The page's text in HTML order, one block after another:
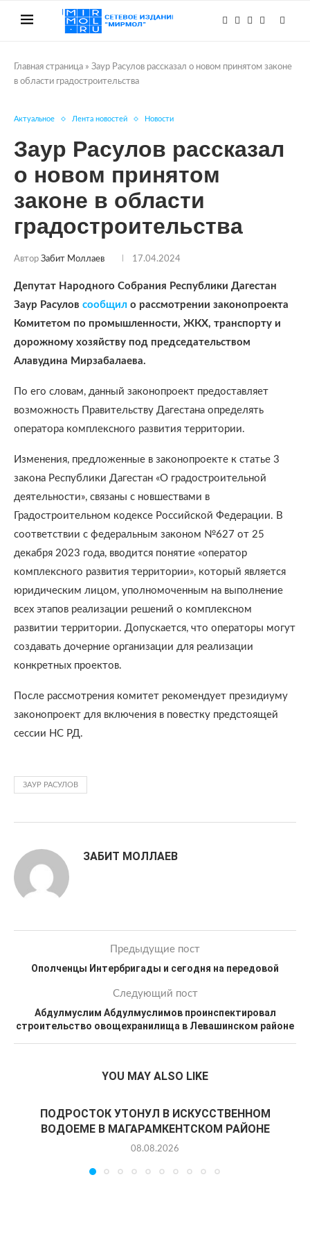
Главная страница » Заур Расулов рассказал о новом принятом законе
в области градостроительства
Актуальное Лента новостей Новости
Заур Расулов рассказал
о новом принятом
законе в области
градостроительства
Автор Забит Моллаев 17.04.2024
Депутат Народного Собрания Республики Дагестан
Заур Расулов сообщил о рассмотрении законопроекта
Комитетом по промышленности, ЖКХ, транспорту и
дорожному хозяйству под председательством
Алавудина Мирзабалаева.
По его словам, данный законопроект предоставляет
возможность Правительству Дагестана определять
оператора комплексного развития территории.
Изменения, предложенные в законопроекте к статье 3
закона Республики Дагестан «О градостроительной
деятельности», связаны с новшествами в
Градостроительном кодексе Российской Федерации. В
соответствии с федеральным законом №627 от 25
декабря 2023 года, вводится понятие «оператор
комплексного развития территории», который является
юридическим лицом, уполномоченным на выполнение
всех этапов реализации решений о комплексном
развитии территории. Допускается, что операторы могут
создавать дочерние организации для реализации
конкретных проектов.
После рассмотрения комитет рекомендует президиуму
законопроект для включения в повестку предстоящей
сессии НС РД.
ЗАУР РАСУЛОВ
ЗАБИТ МОЛЛАЕВ
Предыдущие пост
Ополченцы Интербригады и сегодня на передовой
Следующий пост
Абдулмуслим Абдулмуслимов проинспектировал
строительство овощехранилища в Левашинском районе
YOU MAY ALSO LIKE
ПОДРОСТОК УТОНУЛ В ИСКУССТВЕННОМ
ВОДОЕМЕ В МАГАРАМКЕНТСКОМ РАЙОНЕ
08.08.2026